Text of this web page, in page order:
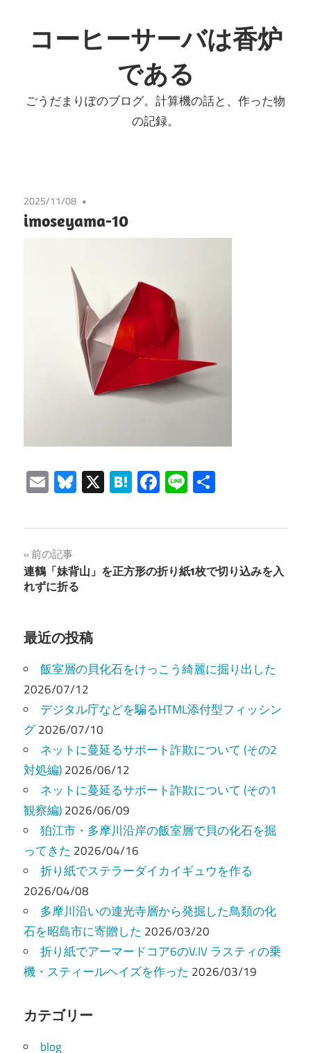
ン
テ
へ
コーヒーサーバは香炉
である
ごうだまりぽのブログ。計算機の話と、作った物
の記録。
2025/11/08
imoseyama-10
EmailBluesky
X Hatena
Facebook
Line
投
稿
ビ
ゲ
ー
シ
ョ
ン
前の記事
連鶴「妹背山」を正方形の折り紙1枚で切り込みを入
れずに折る
最近の投稿
飯室層の貝化石をけっこう綺麗に掘り出した
2026/07/12
デジタル庁などを騙るHTML添付型フィッシン
グ2026/07/10
ネットに蔓延るサポート詐欺について (その2
対処編)2026/06/12
ネットに蔓延るサポート詐欺について (その1
観察編)2026/06/09
狛江市・多摩川沿岸の飯室層で貝の化石を掘
ってきた 2026/04/16
折り紙でステラーダイカイギュウを作る
2026/04/08
多摩川沿いの連光寺層から発掘した鳥類の化
石を昭島市に寄贈した 2026/03/20
折り紙でアーマードコア6のV.IV ラスティの乗
機・スティールヘイズを作った 2026/03/19
カテゴリー
blog